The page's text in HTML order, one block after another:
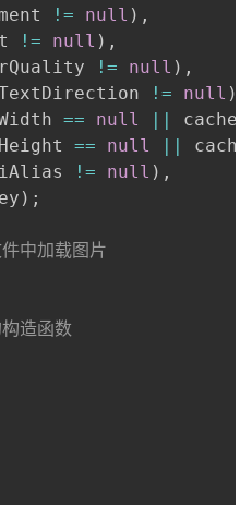
!= null ) ,
!= null ) ,
!= null ) ,
!= null )
== null ||
== null ||
!= null ) ,
) ;
加载图片
造函数